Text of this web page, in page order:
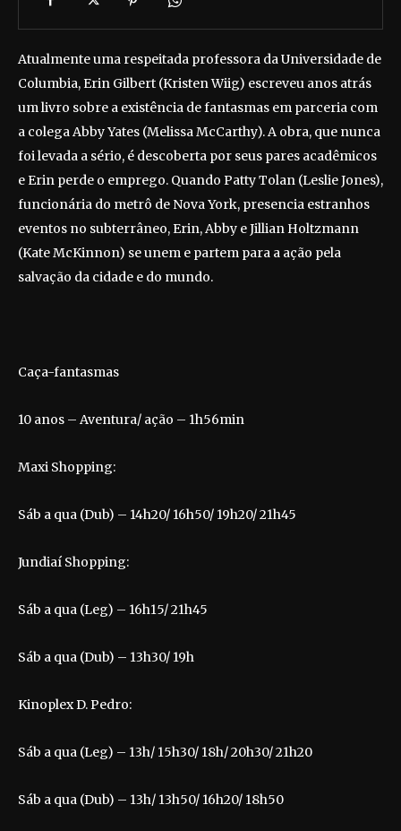
Atualmente uma respeitada professora da Universidade de
Columbia, Erin Gilbert (Kristen Wiig) escreveu anos atrás
um livro sobre a existência de fantasmas em parceria com
a colega Abby Yates (Melissa McCarthy). A obra, que nunca
foi levada a sério, é descoberta por seus pares acadêmicos
e Erin perde o emprego. Quando Patty Tolan (Leslie Jones),
funcionária do metrô de Nova York, presencia estranhos
eventos no subterrâneo, Erin, Abby e Jillian Holtzmann
(Kate McKinnon) se unem e partem para a ação pela
salvação da cidade e do mundo.
Caça-fantasmas
10 anos – Aventura/ ação – 1h56min
Maxi Shopping:
Sáb a qua (Dub) – 14h20/ 16h50/ 19h20/ 21h45
Jundiaí Shopping:
Sáb a qua (Leg) – 16h15/ 21h45
Sáb a qua (Dub) – 13h30/ 19h
Kinoplex D. Pedro:
Sáb a qua (Leg) – 13h/ 15h30/ 18h/ 20h30/ 21h20
Sáb a qua (Dub) – 13h/ 13h50/ 16h20/ 18h50